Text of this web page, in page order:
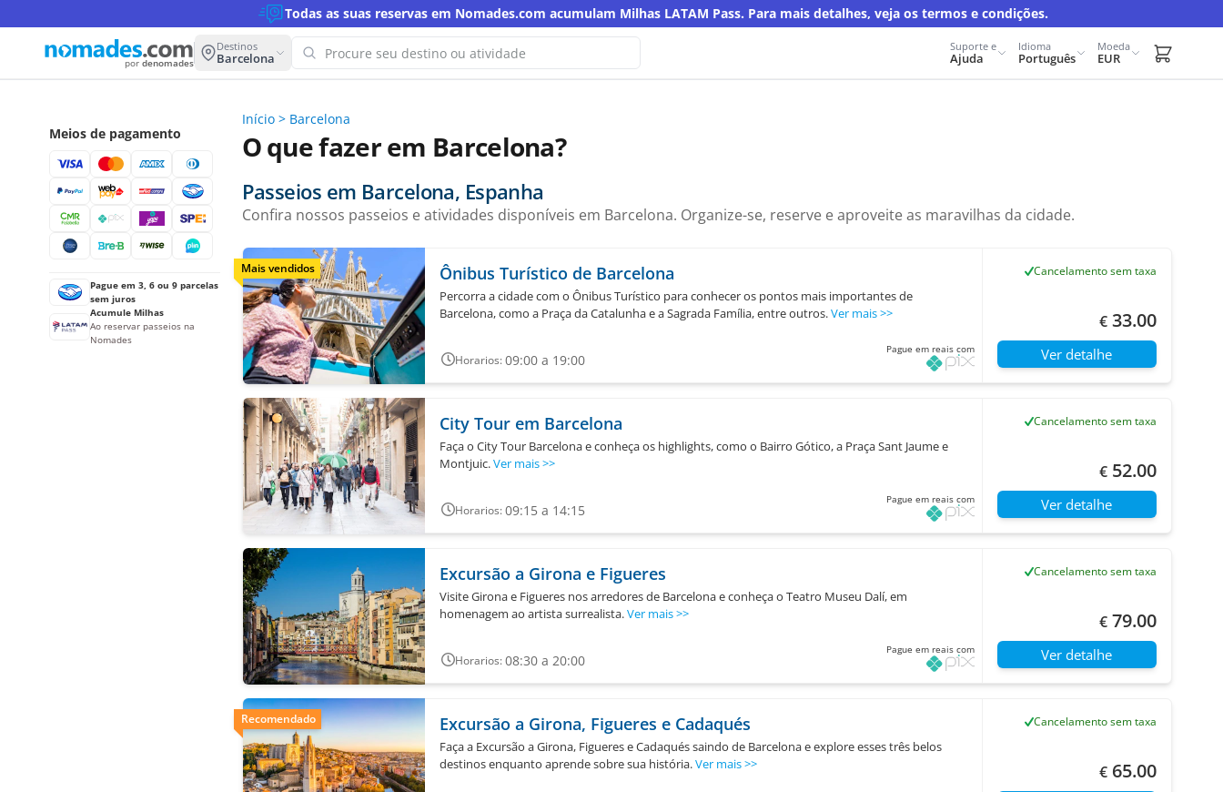
Todas as suas reservas em Nomades.com acumulam Milhas LATAM Pass. Para mais detalhes, veja os termos e condições.
por denomades
Destinos
Barcelona
Ops! Não encontramos resultados para
esta busca
Tente outra palavra-chave
Suporte e
Ajuda
Idioma
Português
Moeda
EUR Carrito
Meios de pagamento
Pague em 3, 6 ou 9 parcelas
sem juros
Acumule Milhas
Ao reservar passeios na
Nomades
Início > Barcelona
O que fazer em Barcelona?
Passeios em Barcelona, Espanha
Confira nossos passeios e atividades disponíveis em Barcelona. Organize-se, reserve e aproveite as maravilhas da cidade.
Mais vendidos
Pague em reais com
Ônibus Turístico de Barcelona
Percorra a cidade com o Ônibus Turístico para conhecer os pontos mais importantes de
Barcelona, como a Praça da Catalunha e a Sagrada Família, entre outros.Ver mais>>
Horarios: 09:00 a 19:00
Cancelamento sem taxa
€ 33.00
Ver detalhe
Pague em reais com
City Tour em Barcelona
Faça o City Tour Barcelona e conheça os highlights, como o Bairro Gótico, a Praça Sant Jaume e
Montjuic.Ver mais>>
Horarios: 09:15 a 14:15
Cancelamento sem taxa
€ 52.00
Ver detalhe
Pague em reais com
Excursão a Girona e Figueres
Visite Girona e Figueres nos arredores de Barcelona e conheça o Teatro Museu Dalí, em
homenagem ao artista surrealista.Ver mais>>
Horarios: 08:30 a 20:00
Cancelamento sem taxa
€ 79.00
Ver detalhe
Recomendado Excursão a Girona, Figueres e Cadaqués
Faça a Excursão a Girona, Figueres e Cadaqués saindo de Barcelona e explore esses três belos
destinos enquanto aprende sobre sua história.Ver mais>>
Cancelamento sem taxa
€ 65.00